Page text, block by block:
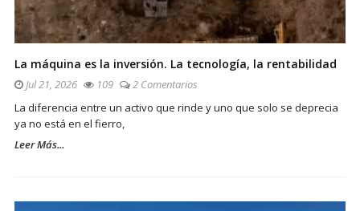
La máquina es la inversión. La tecnología, la rentabilidad
Jul 21, 2026 109
2 Comentarios
La diferencia entre un activo que rinde y uno que solo se deprecia
ya no está en el fierro,
Leer Más...